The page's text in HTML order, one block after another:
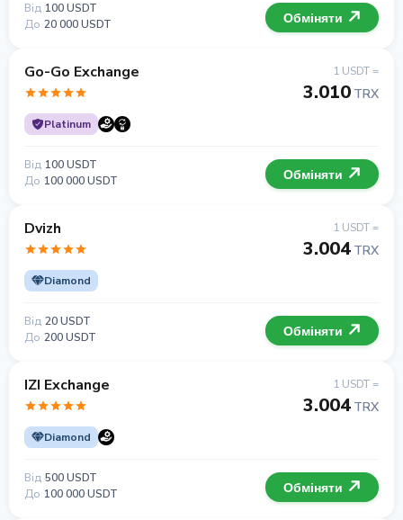
Від 100 USDT
До 20 000 USDT Обміняти
Go-Go Exchange
Platinum
1 USDT =
3.010 TRX
Від 100 USDT
До 100 000 USDT Обміняти
Dvizh
Diamond
1 USDT =
3.004 TRX
Від 20 USDT
До 200 USDT Обміняти
IZI Exchange
Diamond
1 USDT =
3.004 TRX
Від 500 USDT
До 100 000 USDT Обміняти